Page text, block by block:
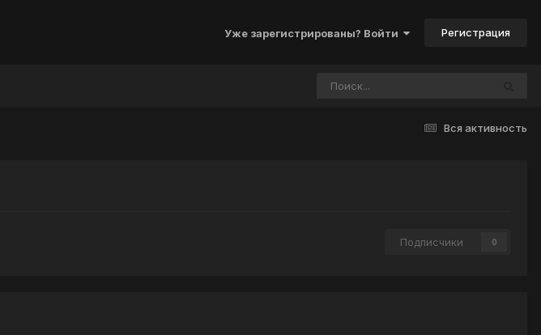
Уже зарегистрированы? Войти Регистрация
Вся активность
Подписчики 0